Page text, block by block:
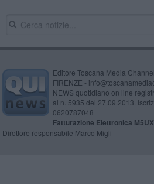
Editore Toscana Media
FIRENZE -
NEWS quotidiano on line
al n. 5935 del 27.09.2013.
0620787048
Fatturazione Elettronica
Direttore responsabile Marco Migli